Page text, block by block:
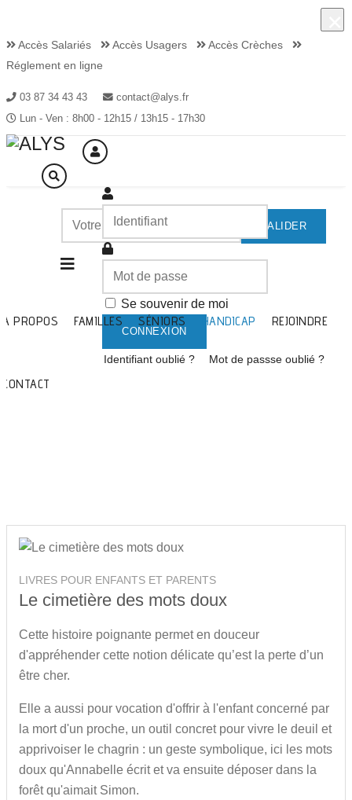
Accès Salariés Accès Usagers
Accès Crèches
Réglement en ligne
03 87 34 43 43
contact@alys.fr
Lun - Ven : 8h00 - 12h15 / 13h15 - 17h30
×
VALIDER
×
Se souvenir de moi
CONNEXION
Identifiant oublié ? Mot de passse oublié ?
A PROPOS FAMILLES SÉNIORS HANDICAP REJOINDRE
CONTACT
Malles
pédagogiques
LIVRES POUR ENFANTS ET PARENTS
Le cimetière des mots doux
Cette histoire poignante permet en douceur
d'appréhender cette notion délicate qu’est la perte d’un
être cher.
Elle a aussi pour vocation d'offrir à l'enfant concerné par
la mort d'un proche, un outil concret pour vivre le deuil et
apprivoiser le chagrin : un geste symbolique, ici les mots
doux qu'Annabelle écrit et va ensuite déposer dans la
forêt qu'aimait Simon.